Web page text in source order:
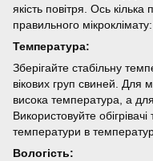
якість повітря. Ось
правильного мікроклімату:
Температура:
Зберігайте стабільну
вікових груп свиней. Для
висока температура, а
Використовуйте
температури в
Вологість: